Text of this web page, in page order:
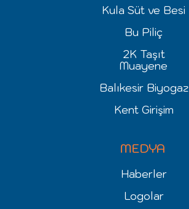
Kula Süt ve Besi
Bu Piliç
2K Taşıt
Muayene
Balıkesir Biyogaz
Kent Girişim
MEDYA
Haberler
Logolar